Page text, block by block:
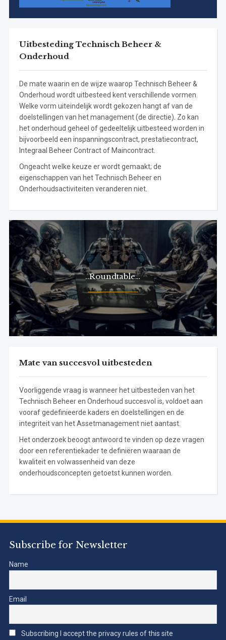
Uitbesteding Technisch Beheer &
Onderhoud
De mate waarin en de wijze waarop Technisch Beheer &
Onderhoud wordt uitbesteed kent verschillende vormen.
Welke vorm uiteindelijk wordt gekozen hangt af van de
doelstellingen van het management (de directie). Zo kan
het onderhoud geheel of gedeeltelijk uitbesteed worden in
bijvoorbeeld een inspanningscontract, prestatiecontract,
Integraal Beheer Contract of Maincontract.
Ongeacht welke keuze er wordt gemaakt; de
eigenschappen van het Technisch Beheer en
Onderhoudsactiviteiten veranderen niet.
..Roundtable…
Mate van succesvol uitbesteden
Voorliggende vraag is wanneer het uitbesteden van het
Technisch Beheer en Onderhoud succesvol is, voldoet aan
vooraf gedefinieerde kaders en doelstellingen en de
integriteit van het Assetmanagement niet aantast.
Het onderzoek beoogt antwoord te vinden op deze vragen
door een referentiekader te definiëren waaraan de
kwaliteit en volwassenheid van deze
onderhoudsconcepten getoetst kunnen worden.
Subscribe for Newsletter
Name
Email
Subscribing I accept the privacy rules of this site